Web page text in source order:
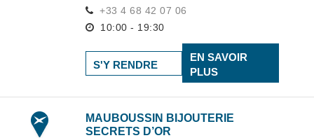
+33 4 68 42 07 06
10:00 - 19:30
EN SAVOIR
PLUS
S'Y RENDRE
MAUBOUSSIN BIJOUTERIE
SECRETS D’OR